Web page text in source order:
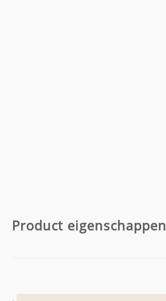
Product eigenschappen